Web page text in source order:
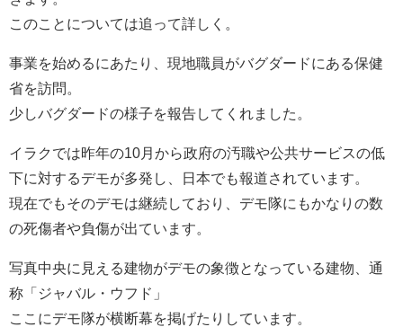
このことについては追って詳しく。
事業を始めるにあたり、現地職員がバグダードにある保健
省を訪問。
少しバグダードの様子を報告してくれました。
イラクでは昨年の10月から政府の汚職や公共サービスの低
下に対するデモが多発し、日本でも報道されています。
現在でもそのデモは継続しており、デモ隊にもかなりの数
の死傷者や負傷が出ています。
写真中央に見える建物がデモの象徴となっている建物、通
称「ジャバル・ウフド」
ここにデモ隊が横断幕を掲げたりしています。